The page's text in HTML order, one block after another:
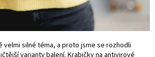
velmi silné téma, a proto jsme se rozhodli
varianty balení. Krabičky na antivirové